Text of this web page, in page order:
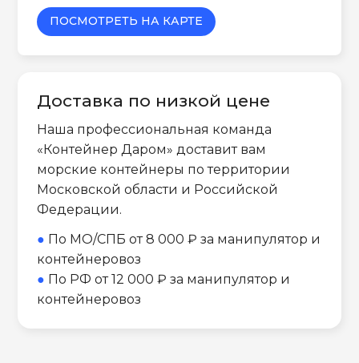
ПОСМОТРЕТЬ НА КАРТЕ
Доставка по низкой цене
Наша профессиональная команда
«Контейнер Даром» доставит вам
морские контейнеры по территории
Московской области и Российской
Федерации.
● По МО/СПБ от 8 000 ₽ за манипулятор и
контейнеровоз
● По РФ от 12 000 ₽ за манипулятор и
контейнеровоз